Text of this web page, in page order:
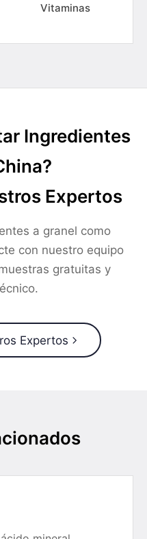
Vitaminas
Ingredientes
Expertos
a granel como
con nuestro equipo
gratuitas y
Expertos